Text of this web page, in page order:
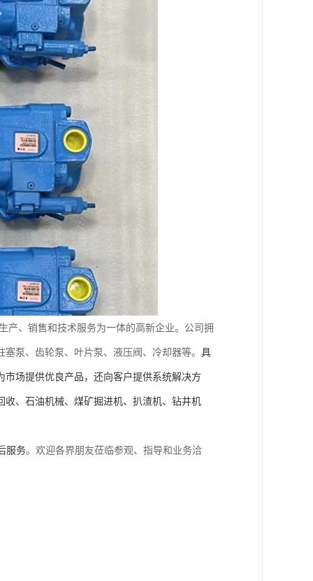
产、销售和技术服务为一体的高新企业。公司拥
泵、齿轮泵、叶片泵、液压阀、冷却器等。 具
场提供优良产品，还向客户提供系统解决方
、石油机械、煤矿掘进机、扒渣机、钻井机
服务。欢迎各界朋友莅临参观、指导和业务洽